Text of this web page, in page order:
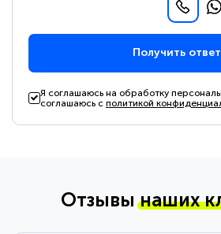
Получить ответ
Я соглашаюсь на обработку
соглашаюсь сполитикой
Отзывынаших